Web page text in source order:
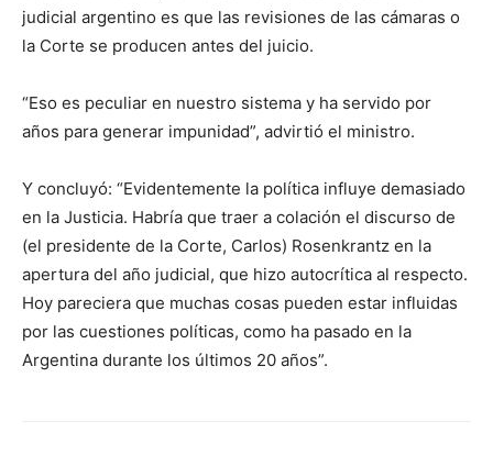
judicial argentino es que las revisiones de las cámaras o
la Corte se producen antes del juicio.
“Eso es peculiar en nuestro sistema y ha servido por
años para generar impunidad”, advirtió el ministro.
Y concluyó: “Evidentemente la política influye demasiado
en la Justicia. Habría que traer a colación el discurso de
(el presidente de la Corte, Carlos) Rosenkrantz en la
apertura del año judicial, que hizo autocrítica al respecto.
Hoy pareciera que muchas cosas pueden estar influidas
por las cuestiones políticas, como ha pasado en la
Argentina durante los últimos 20 años”.